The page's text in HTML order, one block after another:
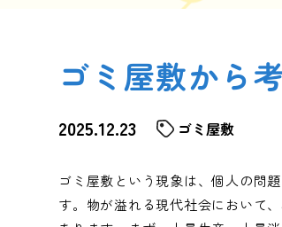
ゴミ屋敷から
2025.12.23 ゴミ屋敷
ゴミ屋敷という現象は、個人の問
す。物が溢れる現代社会において